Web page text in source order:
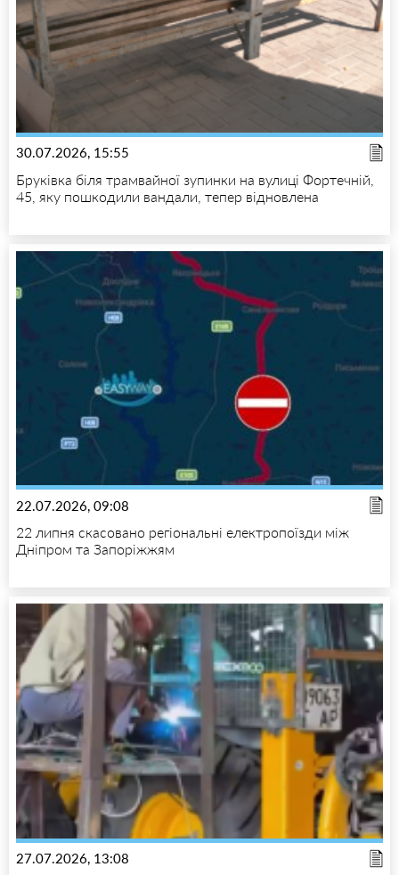
30.07.2026, 15:55
Бруківка біля трамвайної зупинки на вулиці Фортечній,
45, яку пошкодили вандали, тепер відновлена
22.07.2026, 09:08
22 липня скасовано регіональні електропоїзди між
Дніпром та Запоріжжям
27.07.2026, 13:08